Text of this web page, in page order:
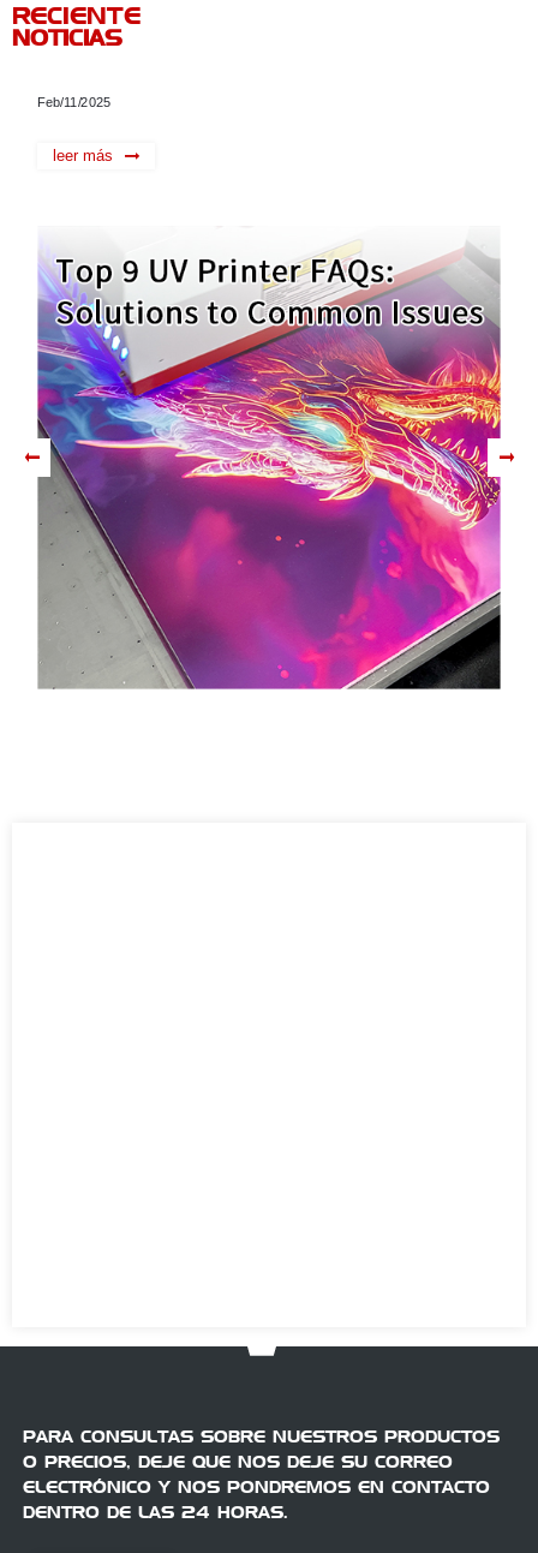
RECIENTE
NOTICIAS
Feb/11/2025
leer más
PARA CONSULTAS SOBRE NUESTROS PRODUCTOS
O PRECIOS, DEJE QUE NOS DEJE SU CORREO
ELECTRÓNICO Y NOS PONDREMOS EN CONTACTO
DENTRO DE LAS 24 HORAS.